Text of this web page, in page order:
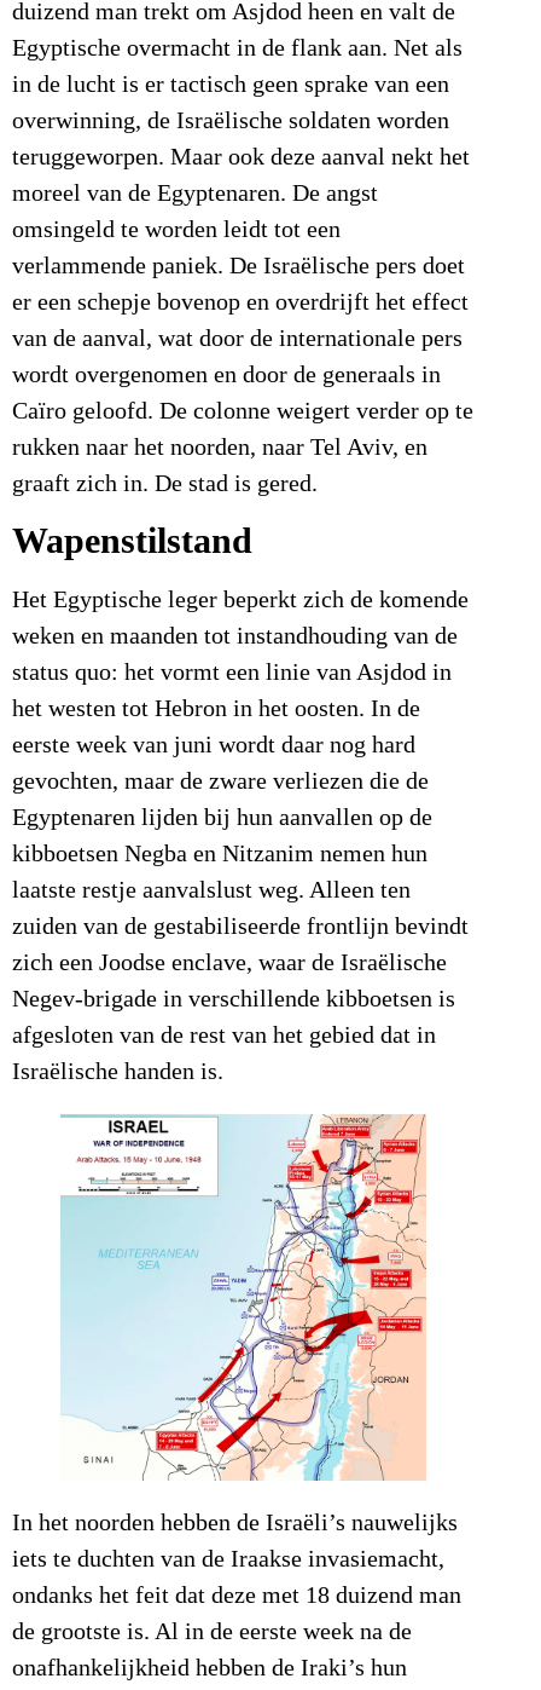
duizend man trekt om Asjdod heen en valt de
Egyptische overmacht in de flank aan. Net als
in de lucht is er tactisch geen sprake van een
overwinning, de Israëlische soldaten worden
teruggeworpen. Maar ook deze aanval nekt het
moreel van de Egyptenaren. De angst
omsingeld te worden leidt tot een
verlammende paniek. De Israëlische pers doet
er een schepje bovenop en overdrijft het effect
van de aanval, wat door de internationale pers
wordt overgenomen en door de generaals in
Caïro geloofd. De colonne weigert verder op te
rukken naar het noorden, naar Tel Aviv, en
graaft zich in. De stad is gered.
Wapenstilstand
Het Egyptische leger beperkt zich de komende
weken en maanden tot instandhouding van de
status quo: het vormt een linie van Asjdod in
het westen tot Hebron in het oosten. In de
eerste week van juni wordt daar nog hard
gevochten, maar de zware verliezen die de
Egyptenaren lijden bij hun aanvallen op de
kibboetsen Negba en Nitzanim nemen hun
laatste restje aanvalslust weg. Alleen ten
zuiden van de gestabiliseerde frontlijn bevindt
zich een Joodse enclave, waar de Israëlische
Negev-brigade in verschillende kibboetsen is
afgesloten van de rest van het gebied dat in
Israëlische handen is.
In het noorden hebben de Israëli’s nauwelijks
iets te duchten van de Iraakse invasiemacht,
ondanks het feit dat deze met 18 duizend man
de grootste is. Al in de eerste week na de
onafhankelijkheid hebben de Iraki’s hun